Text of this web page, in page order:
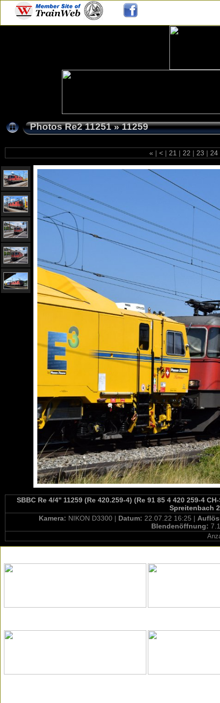
Photos Re2 11251»11259
« | < | 21 | 22 | 23 | 24
SBBC Re 4/4'' 11259 (Re 420.259-4) (Re 91 85 4 420 259-4
Spreitenbach
Kamera: NIKON D3300 | Datum: 22.07.22 16:25 |
Blendenöffnung: